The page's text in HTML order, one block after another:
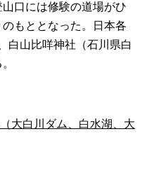
口には修験の道場がひ
もととなった。日本各
白山比咩神社（石川県白
大白川ダム、白水湖、大